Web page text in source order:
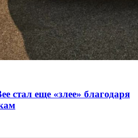
стал еще «злее» благодаря